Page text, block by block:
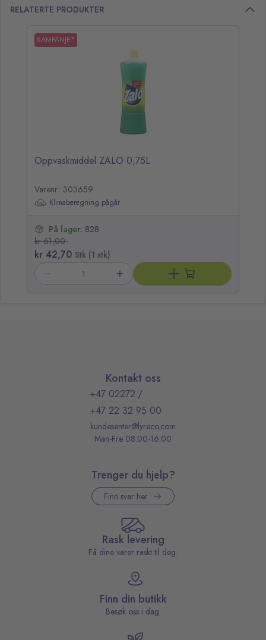
RELATERTE PRODUKTER
over listen
KAMPANJE*
Oppvaskmiddel ZALO 0,75L
Varenr.: 303659
Klimaberegning pågår
På lager: 828
kr 61,00
kr 42,70 Stk (1 stk)
Kontakt oss
+47 02272 /
+47 22 32 95 00
kundesenter@lyreco.com
Man-Fre 08:00-16:00
Trenger du hjelp?
Finn svar her
Rask levering
Få dine varer raskt til deg.
Finn din butikk
Besøk oss i dag.